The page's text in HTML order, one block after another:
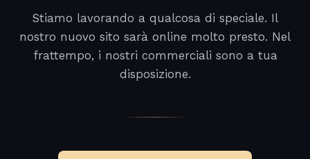
Stiamo lavorando a qualcosa di speciale. Il
nostro nuovo sito sarà online molto presto. Nel
frattempo, i nostri commerciali sono a tua
disposizione.